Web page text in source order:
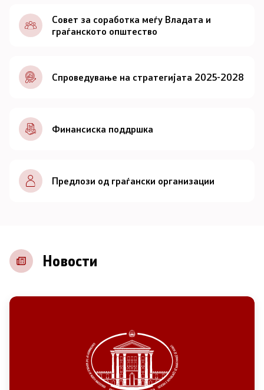
Документи
Совет
За советот
Документи
Записници и дневни редови од седниците на
Советот
Контакт
Основање на здружение
Совет за соработка меѓу Владата и
граѓанското општество
Спроведување на стратегијата 2025-2028
Финансиска поддршка
Предлози од граѓански организации
Новости